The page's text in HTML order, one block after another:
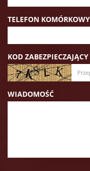
TELEFON KOMÓRKOWY
KOD ZABEZPIECZAJĄCY
WIADOMOŚĆ